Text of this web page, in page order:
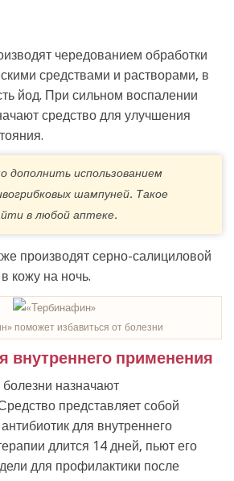
чередованием обработки
средствами и растворами, в
йод. При сильном воспалении
средство для улучшения
дополнить использованием
шампуней. Такое
в любой аптеке.
производят серно-салициловой
кожу на ночь.
поможет избавиться от болезни
внутреннего применения
назначают
представляет собой
для внутреннего
длится 14 дней, пьют его
для профилактики после